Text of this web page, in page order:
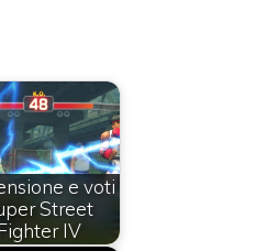
e voti
Street
IV